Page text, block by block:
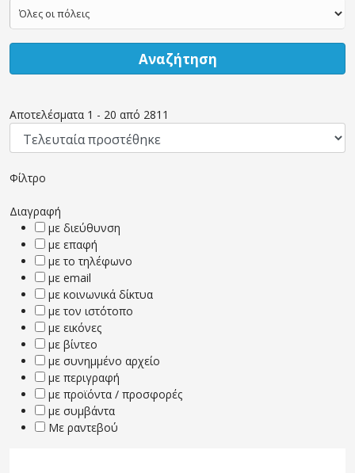
Αναζήτηση
Αποτελέσματα 1 - 20 από 2811
Φίλτρο
Διαγραφή
με διεύθυνση
με επαφή
με το τηλέφωνο
με email
με κοινωνικά δίκτυα
με τον ιστότοπο
με εικόνες
με βίντεο
με συνημμένο αρχείο
με περιγραφή
με προϊόντα / προσφορές
με συμβάντα
Με ραντεβού